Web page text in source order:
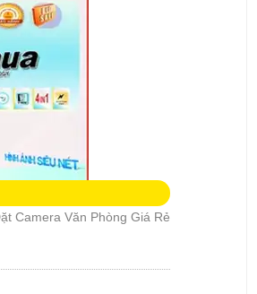
Camera Văn Phòng Giá Rẻ